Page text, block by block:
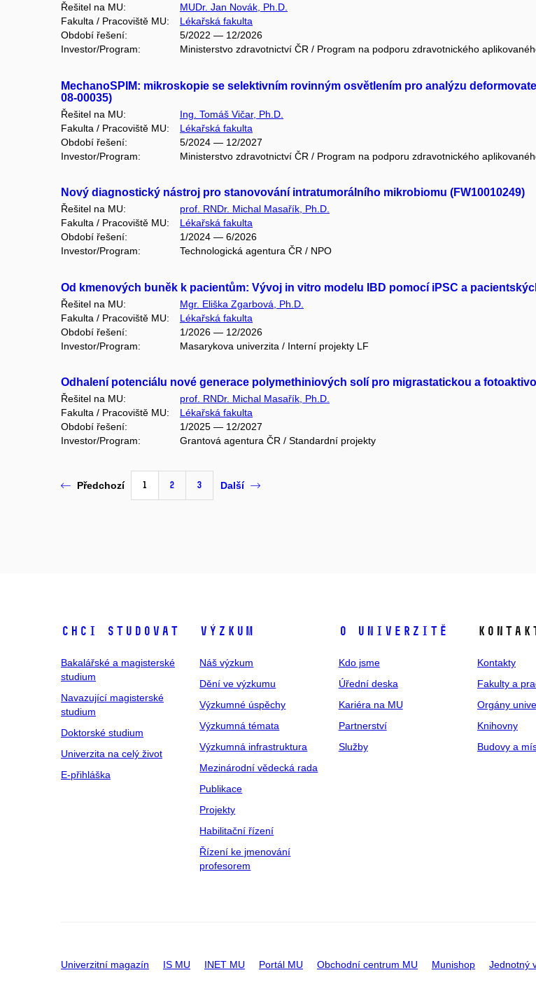
Řešitel na MU:
MUDr. Jan Novák, Ph.D.
Fakulta / Pracoviště MU:
Lékařská fakulta
Období řešení:
5/2022 — 12/2026
Investor/Program:
Ministerstvo zdravotnictví ČR / Program na podporu zdravotnického
MechanoSPIM: mikroskopie se selektivním rovinným osvětlením pro analýzu
08-00035)
Řešitel na MU:
Ing. Tomáš Vičar, Ph.D.
Fakulta / Pracoviště MU:
Lékařská fakulta
Období řešení:
5/2024 — 12/2027
Investor/Program:
Ministerstvo zdravotnictví ČR / Program na podporu zdravotnického
Nový diagnostický nástroj pro stanovování intratumorálního mikrobiomu (FW10010249)
Řešitel na MU:
prof. RNDr. Michal Masařík, Ph.D.
Fakulta / Pracoviště MU:
Lékařská fakulta
Období řešení:
1/2024 — 6/2026
Investor/Program:
Technologická agentura ČR / NPO
Od kmenových buněk k pacientům: Vývoj in vitro modelu IBD pomocí iPSC a
Řešitel na MU:
Mgr. Eliška Zgarbová, Ph.D.
Fakulta / Pracoviště MU:
Lékařská fakulta
Období řešení:
1/2026 — 12/2026
Investor/Program:
Masarykova univerzita / Interní projekty LF
Odhalení potenciálu nové generace polymethiniových solí pro migrastatickou a
Řešitel na MU:
prof. RNDr. Michal Masařík, Ph.D.
Fakulta / Pracoviště MU:
Lékařská fakulta
Období řešení:
1/2025 — 12/2027
Investor/Program:
Grantová agentura ČR / Standardní projekty
Předchozí 1 2 3 Další
Chci studovat
Bakalářské a magisterské
studium
Navazující magisterské
studium
Doktorské studium
Univerzita na celý život
E-přihláška
Výzkum
Náš výzkum
Dění ve výzkumu
Výzkumné úspěchy
Výzkumná témata
Výzkumná infrastruktura
Mezinárodní vědecká rada
Publikace
Projekty
Habilitační řízení
Řízení ke jmenování
profesorem
O univerzitě
Kdo jsme
Úřední deska
Kariéra na MU
Partnerství
Služby
Kontakty
Fakulty a
Orgány
Knihovny
Budovy a
Univerzitní magazín IS MU INET MU Portál MU Obchodní centrum MU Munishop Jednotný